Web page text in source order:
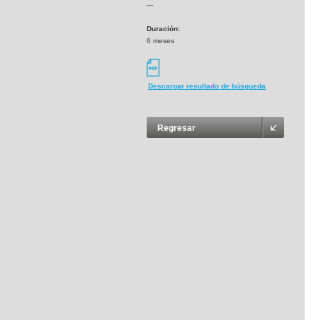
---
Duración:
6 meses
Descargar resultado de búsqueda
Regresar